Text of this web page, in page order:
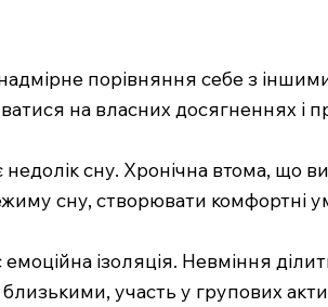
порівняння себе з
на власних досягненнях і
сну. Хронічна втома, що
сну, створювати комфортні
ізоляція. Невміння
близькими, участь у групових